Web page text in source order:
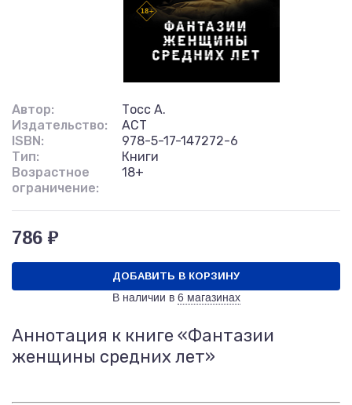
Автор:
Тосс А.
Издательство:
АСТ
ISBN:
978-5-17-147272-6
Тип:
Книги
Возрастное
ограничение:
18+
786 ₽
ДОБАВИТЬ В КОРЗИНУ
В наличии в 6 магазинах
Аннотация к книге «Фантазии
женщины средних лет»